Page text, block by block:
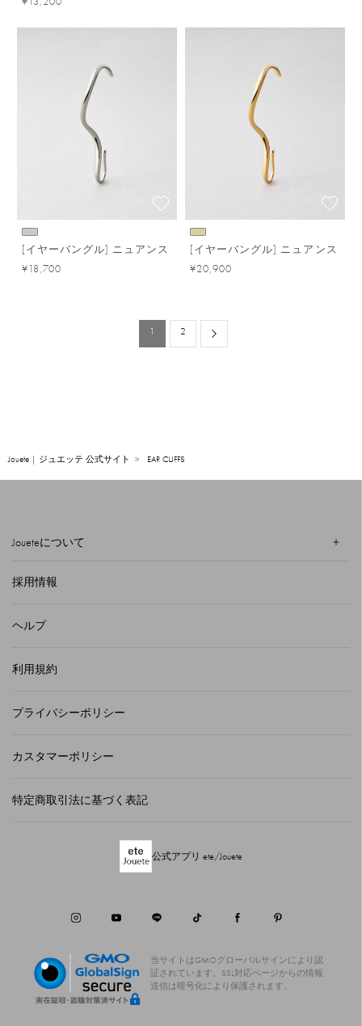
[イヤーバングル] ニュアンス
¥18,700
[イヤーバングル] ニュアンス
¥20,900
1 2
Jouete | ジュエッテ 公式サイト EAR CUFFS
Joueteについて
採用情報
ヘルプ
利用規約
プライバシーポリシー
カスタマーポリシー
特定商取引法に基づく表記
公式アプリ ete/Jouete
当サイトはGMOグローバルサインにより認
証されています。
SSL対応ページからの情報
送信は暗号化により保護されます。